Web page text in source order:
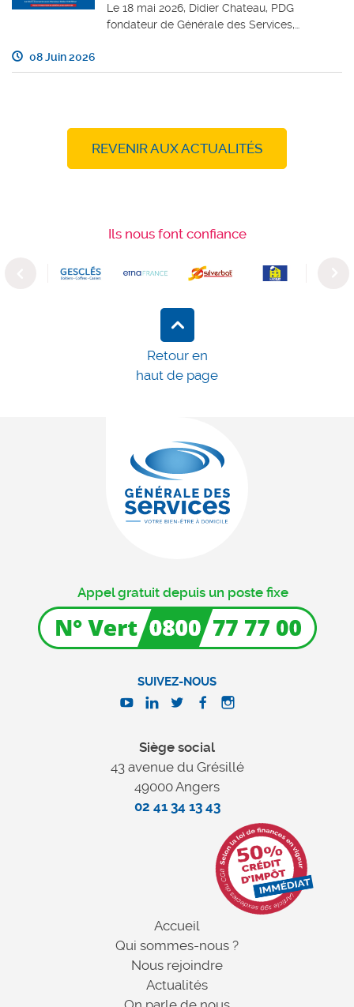
Le 18 mai 2026, Didier Chateau, PDG
fondateur de Générale des Services,…
08 Juin 2026
REVENIR AUX ACTUALITÉS
Ils nous font confiance
Previous Next
Siège social
43 avenue du Grésillé
49000 Angers
02 41 34 13 43
SUIVEZ-NOUS
Accueil
Qui sommes-nous ?
Nous rejoindre
Actualités
Appel gratuit depuis un poste fixe
Retour en
haut de page